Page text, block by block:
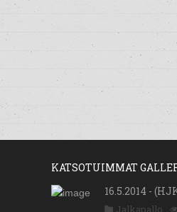
KATSOTUIMMAT
16.5.2014 -
Jalkapallo